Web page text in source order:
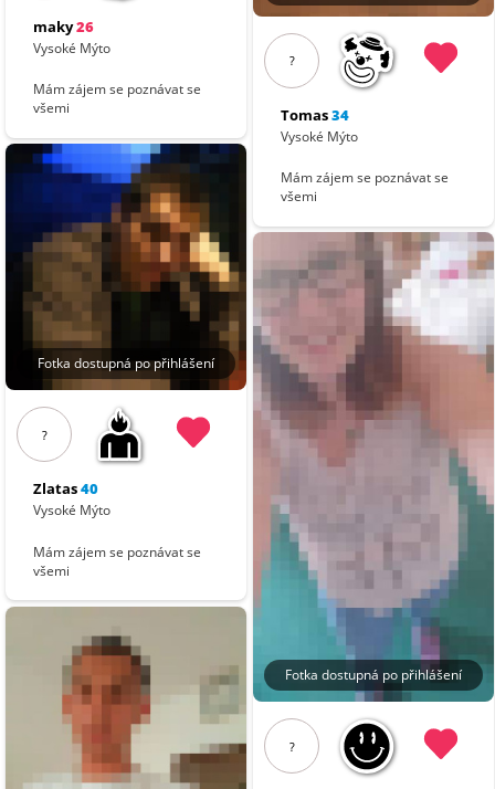
maky26
Vysoké Mýto
Mám zájem se poznávat se
všemi
Fotka dostupná po přihlášení
?
Zlatas40
Vysoké Mýto
Mám zájem se poznávat se
všemi
?
Tomas34
Vysoké Mýto
Mám zájem se poznávat se
všemi
Fotka dostupná po přihlášení
?